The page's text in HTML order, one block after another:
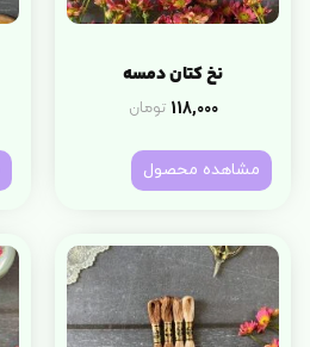
نخ کتان دمسه
118,000 تومان
مشاهده محصول